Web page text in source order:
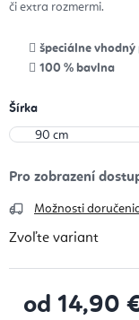
či extra rozmermi.
špeciálne vhodný
100 % bavlna
Šírka
Možnosti
Zvoľte variant
od 14,90